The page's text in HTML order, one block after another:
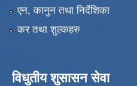
एन, कानुन तथा निर्देशिका
कर तथा शुल्कहरु
विधुतीय शुसासन सेवा